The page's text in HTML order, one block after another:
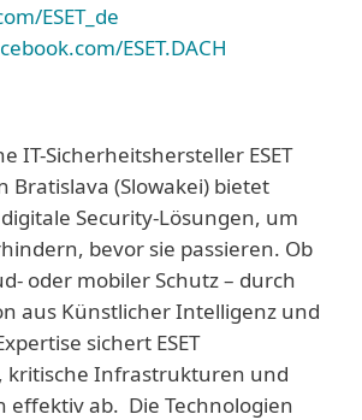
ESET_de
ESET.DACH
IT-Sicherheitshersteller ESET
Bratislava (Slowakei) bietet
Security-Lösungen, um
bevor sie passieren. Ob
oder mobiler Schutz – durch
aus Künstlicher Intelligenz und
sichert ESET
kritische Infrastrukturen und
effektiv ab. Die Technologien